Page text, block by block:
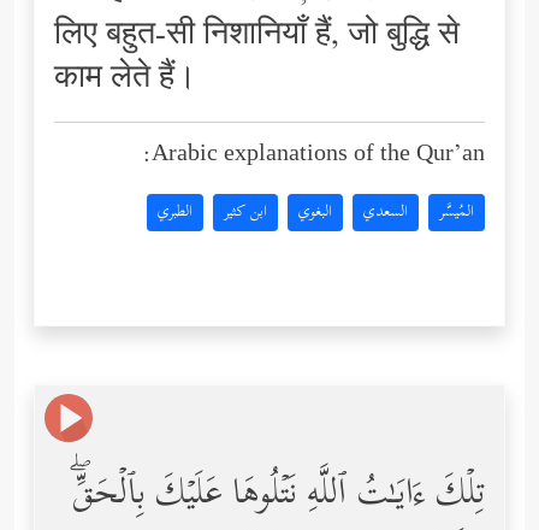
लिए बहुत-सी निशानियाँ हैं, जो बुद्धि से
काम लेते हैं।
Arabic explanations of the Qur’an:
المُيسَّر السعدي البغوي ابن كثير الطبري
تِلۡكَ ءَایَـٰتُ ٱللَّهِ نَتۡلُوهَا عَلَیۡكَ بِٱلۡحَقِّۖ